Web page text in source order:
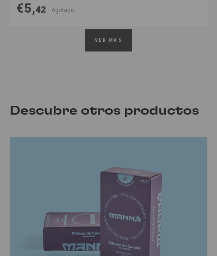
€5,42 Agotado
VER MÁS
Descubre otros productos